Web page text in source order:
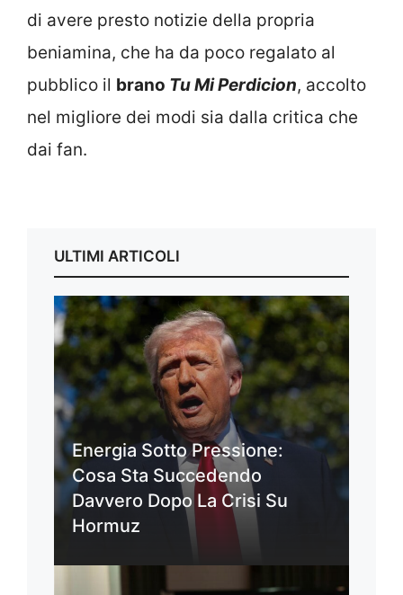
di avere presto notizie della propria
beniamina, che ha da poco regalato al
pubblico il brano Tu Mi Perdicion, accolto
nel migliore dei modi sia dalla critica che
dai fan.
ULTIMI ARTICOLI
Energia Sotto Pressione:
Cosa Sta Succedendo
Davvero Dopo La Crisi Su
Hormuz